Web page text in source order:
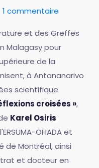
1 commentaire
et des Greffes
Malagasy pour
de la
à Antananarivo
scientifique
croisées »,
Karel Osiris
OHADA et
de Montréal, ainsi
et docteur en